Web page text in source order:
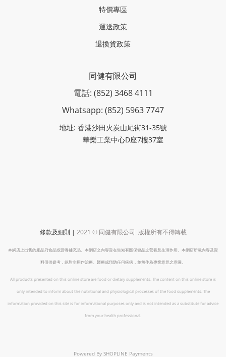
特價專區
運送政策
退換貨政策
同健有限公司
電話: (852) 3468 4111
Whatsapp: (852) 5963 7747
地址: 香港沙田火炭山尾街31-35號
華樂工業中心D座7樓37室
條款及細則 | 2021 © 同健有限公司 . 版權所有不得轉載
本網店上出售的產品乃食品或營養補充品。本網店之內容旨在告知有關保健品之營養及生理作用。本網店所載內容及資
料僅供參考，絕對非用作治療、醫療或預防任何疾病，並無作為專業意見之意圖。
All products presented on this online store are food or dietary supplements. The content on this online store is
only intended to inform about the nutritional and physiological processes of the food supplements. The
information provided on this site is for informational purposes only and is not intended as a substitute for advice
from your health professional.
Powered By SHOPLINE Payments